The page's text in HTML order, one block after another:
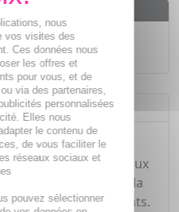
55€
en 24h*
laboratoire
est un gel lavant doux
pour respecter la
bébés et des enfants.
nous
vos visites des
Ces données nous
les offres et
pour vous, et de
via des partenaires,
personnalisées
Elles nous
le contenu de
de vous faciliter le
réseaux sociaux et
pouvez sélectionner